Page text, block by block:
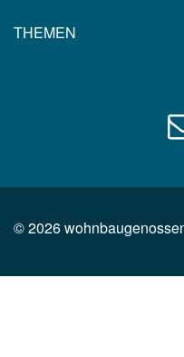
THEMEN
©2026